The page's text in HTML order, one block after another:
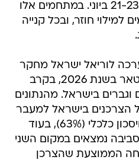
קניון חיפה בין התאריכים 21-23 ביוני. במתחמים אלו
חוזר, ובכל קנייה
לוריאל ישראל מחקר
מקומי באמצעות מכון קנטאר בשנת 2026, בקרב
של 800 נשים וגברים בישראל. מהנתונים
הצרכנים בישראל למעבר
לאריזות מילוי חוזר הוא חיסכון כלכלי (63%), בעוד
נמצאים במקום השני
ההנחה הממוצעת שהצרכן